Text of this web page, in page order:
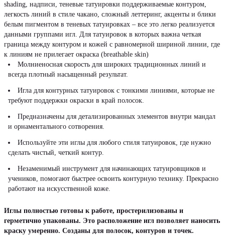
shading, надписи, теневые татуировки поддерживаемые контуром,
легкость линий в стиле чакано, сложный леттеринг, акценты и блики
белым пигментом в теневых татуировках – все это легко реализуется
данными группами игл. Для татуировок в которых важна четкая
граница между контуром и кожей с равномерной шириной линии, где
к линиям не прилегает окраска (breathable skin)
Молниеносная скорость для широких традиционных линий и
всегда плотный насыщенный результат.
Игла для контурных татуировок с тонкими линиями, которые не
требуют поддержки окраски в край полосок.
Предназначены для детализированных элементов внутри мандал
и орнаментального сотворения.
Используйте эти иглы для любого стиля татуировок, где нужно
сделать чистый, четкий контур.
Незаменимый инструмент для начинающих татуировщиков и
учеников, помогают быстрее освоить контурную технику. Прекрасно
работают на искусственной коже.
Иглы полностью готовы к работе, простерилизованы и
герметично упакованы. Это расположение игл позволяет наносить
краску умеренно. Созданы для полосок, контуров и точек.